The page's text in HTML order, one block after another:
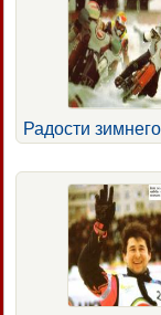
Радости